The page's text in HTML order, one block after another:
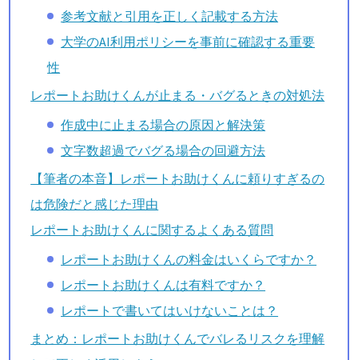
参考文献と引用を正しく記載する方法
大学のAI利用ポリシーを事前に確認する重要
性
レポートお助けくんが止まる・バグるときの対処法
作成中に止まる場合の原因と解決策
文字数超過でバグる場合の回避方法
【筆者の本音】レポートお助けくんに頼りすぎるの
は危険だと感じた理由
レポートお助けくんに関するよくある質問
レポートお助けくんの料金はいくらですか？
レポートお助けくんは有料ですか？
レポートで書いてはいけないことは？
まとめ：レポートお助けくんでバレるリスクを理解